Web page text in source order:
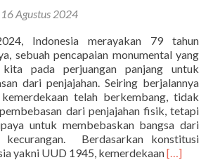
16 Agustus 2024
Indonesia merayakan 79 tahun
sebuah pencapaian monumental yang
kita pada perjuangan panjang untuk
dari penjajahan. Seiring berjalannya
telah berkembang, tidak
dari penjajahan fisik, tetapi
untuk membebaskan bangsa dari
kecurangan. Berdasarkan konstitusi
yakni UUD 1945, kemerdekaan[…]